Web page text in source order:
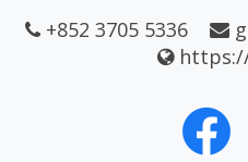
+852 3705 5336